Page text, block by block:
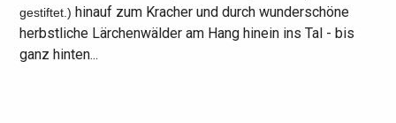
gestiftet.) hinauf zum Kracher und durch wunderschöne
herbstliche Lärchenwälder am Hang hinein ins Tal - bis
ganz hinten...